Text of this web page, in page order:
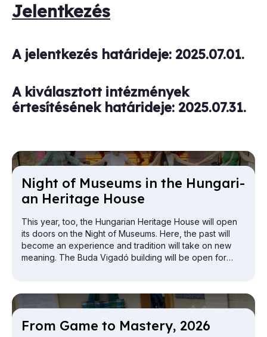
Jelentkezés
A jelentkezés határideje: 2025.07.01.
A kiválasztott intézmények
értesítésének határideje: 2025.07.31.
Night of Mu­seums in the Hun­gari­
an Her­it­age House
This year, too, the Hungarian Heritage House will open
its doors on the Night of Museums. Here, the past will
become an experience and tradition will take on new
meaning. The Buda Vigadó building will be open for
From Game to Mas­tery, 2026